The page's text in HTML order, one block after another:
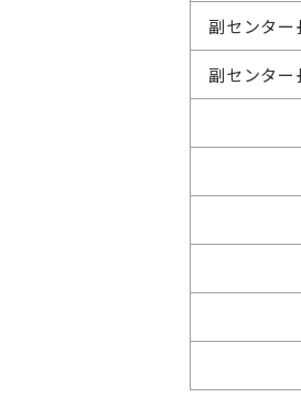
副センター
副センター